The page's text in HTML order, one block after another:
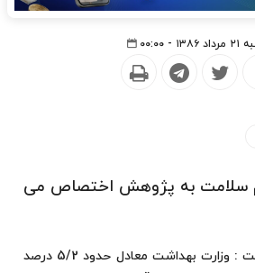
- ۰۰:۰۰
سلامت به پژوهش اختصاص می
کامران باقری لنکرانی گفت : وزارت بهداشت معادل حدود 5/2 درصد